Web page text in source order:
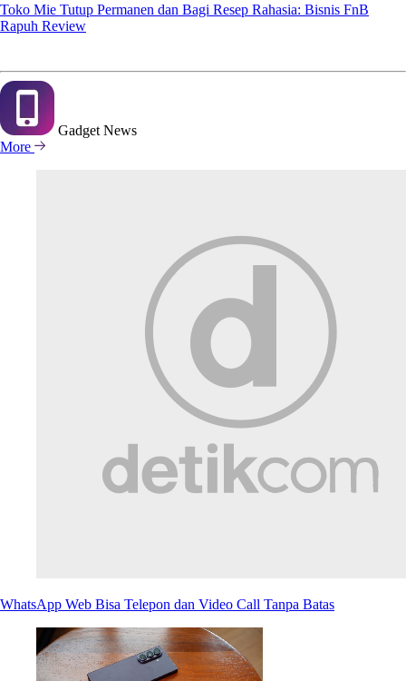
Toko Mie Tutup Permanen dan Bagi Resep Rahasia: Bisnis FnB
Rapuh Review
Gadget News
More
WhatsApp Web Bisa Telepon dan Video Call Tanpa Batas